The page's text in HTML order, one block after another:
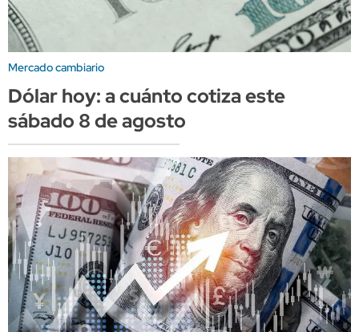
Mercado cambiario
Dólar hoy: a cuánto cotiza este
sábado 8 de agosto